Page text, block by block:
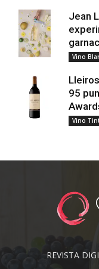
Jean
Vino
95
Vino
REVISTA